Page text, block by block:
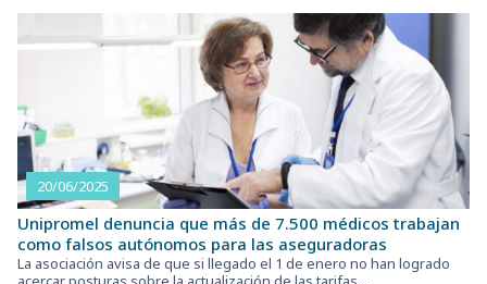
20/06/2025
Unipromel denuncia que más de 7.500 médicos trabajan
como falsos autónomos para las aseguradoras
La asociación avisa de que si llegado el 1 de enero no han logrado